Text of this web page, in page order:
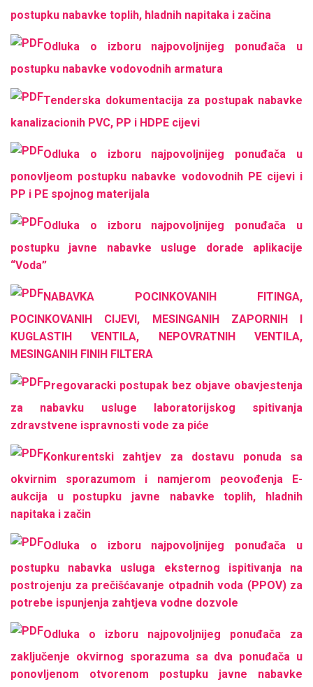
postupku nabavke toplih, hladnih napitaka i začina
Odluka o izboru najpovoljnijeg ponuđača u
postupku nabavke vodovodnih armatura
Tenderska dokumentacija za postupak nabavke
kanalizacionih PVC, PP i HDPE cijevi
Odluka o izboru najpovoljnijeg ponuđača u
ponovljeom postupku nabavke vodovodnih PE cijevi i
PP i PE spojnog materijala
Odluka o izboru najpovoljnijeg ponuđača u
postupku javne nabavke usluge dorade aplikacije
“Voda”
NABAVKA POCINKOVANIH FITINGA,
POCINKOVANIH CIJEVI, MESINGANIH ZAPORNIH I
KUGLASTIH VENTILA, NEPOVRATNIH VENTILA,
MESINGANIH FINIH FILTERA
Pregovaracki postupak bez objave obavjestenja
za nabavku usluge laboratorijskog spitivanja
zdravstvene ispravnosti vode za piće
Konkurentski zahtjev za dostavu ponuda sa
okvirnim sporazumom i namjerom peovođenja E-
aukcija u postupku javne nabavke toplih, hladnih
napitaka i začin
Odluka o izboru najpovoljnijeg ponuđača u
postupku nabavka usluga eksternog ispitivanja na
postrojenju za prečišćavanje otpadnih voda (PPOV) za
potrebe ispunjenja zahtjeva vodne dozvole
Odluka o izboru najpovoljnijeg ponuđača za
zaključenje okvirnog sporazuma sa dva ponuđača u
ponovljenom otvorenom postupku javne nabavke